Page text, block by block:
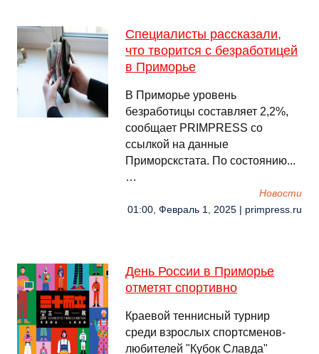
Специалисты рассказали,
что творится с безработицей
в Приморье
В Приморье уровень
безработицы составляет 2,2%,
сообщает PRIMPRESS со
ссылкой на данные
Приморскстата. По состоянию...
…
Новости
01:00, Февраль 1, 2025 | primpress.ru
День России в Приморье
отметят спортивно
Краевой теннисный турнир
среди взрослых спортсменов-
любителей "Кубок Славда"